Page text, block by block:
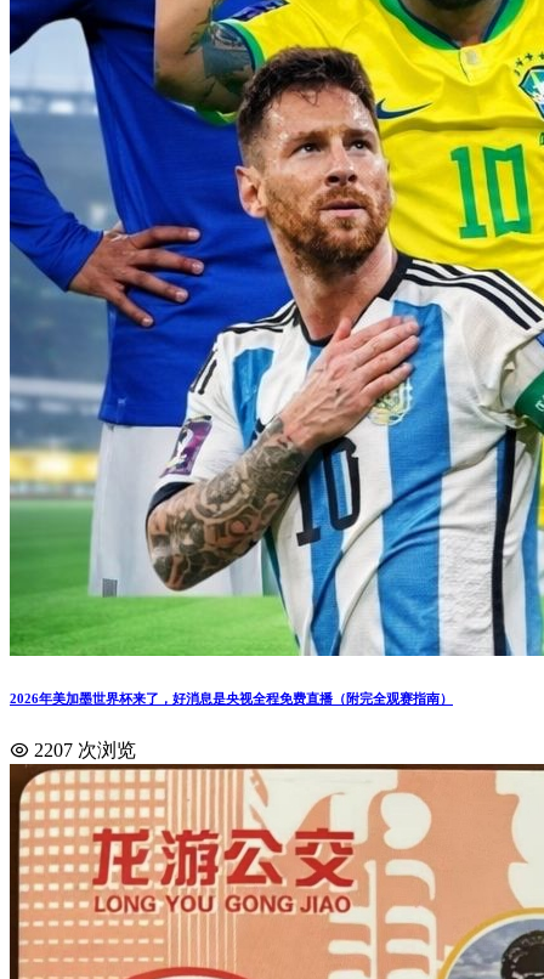
2026年美加墨世界杯来了，好消息是央视全程免费直播（附完全观赛指南）
2207 次浏览